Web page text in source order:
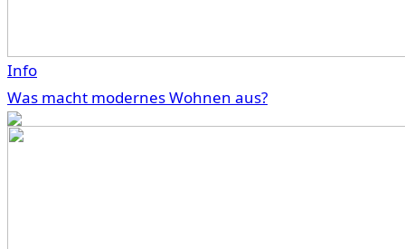
Info
Was macht modernes Wohnen aus?